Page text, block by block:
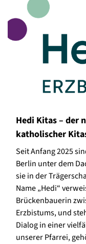
Hedi Kitas – der
katholischer
Seit Anfang 2025
Berlin unter dem
sie in der
Name „Hedi“
Brückenbauerin
Erzbistums, und
Dialog in einer
unserer Pfarrei,